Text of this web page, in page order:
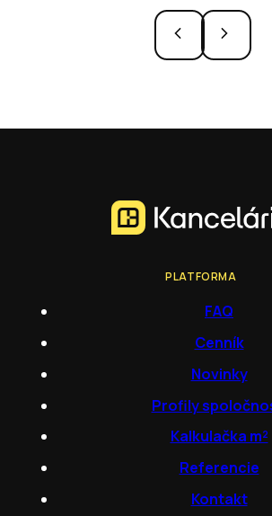
PLATFORMA
FAQ
Cenník
Novinky
Profily
Kalkulačka m²
Referencie
Kontakt